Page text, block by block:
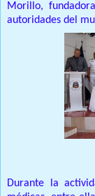
Morillo,
autoridades del
Durante la